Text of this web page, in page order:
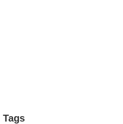
Tags